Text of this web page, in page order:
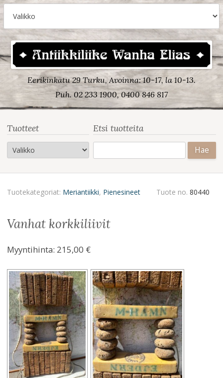
Eerikinkatu 29 Turku, Avoinna: 10-17, la 10-13.
Puh. 02 233 1900, 0400 846 817
Tuotteet Etsi tuotteita
Tuotekategoriat: Meriantiikki, Pienesineet Tuote no. 80440
vanhat korkkiliivit
Myyntihinta: 215,00 €